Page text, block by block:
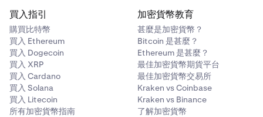
選項卡右下角會彈出一個小通知，指示訂單是否成功下
達。
4
等待訂單執行
如果選擇了
，交易將立即發生，您的倉位將被開
立。您可以在「交易」選項卡上查看成功執行（已平
倉）的市價單。
個審查畫面，顯示您的訂單是否成功下達。
如果您已關閉訂單確認功能，那麼您的螢幕頂部將會顯
示一個小通知，指示訂單是否成功下達。
4
等待訂單執行
如果選擇了市價單，交易將立即發生，您的倉位將被開
立。您可以在「交易」頁面「訂單」選項卡下的「最近
已平倉訂單」部分查看成功執行（已平倉）的市價單。
買入指引
購買比特幣
買入 Ethereum
買入 Dogecoin
買入 XRP
買入 Cardano
買入 Solana
買入 Litecoin
所有加密貨幣指南
加密貨幣教育
甚麼是加密貨幣？
Bitcoin 是甚麼？
Ethereum 是甚麼？
最佳加密貨幣期貨平台
最佳加密貨幣交易所
Kraken vs Coinbase
Kraken vs Binance
了解加密貨幣